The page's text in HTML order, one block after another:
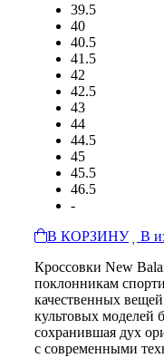
39.5
40
40.5
41.5
42
42.5
43
44
44.5
45
45.5
46.5
-
В КОРЗИНУ
В
Кроссовки New
поклонникам
качественных
культовых моделей
сохранившая дух
с современными